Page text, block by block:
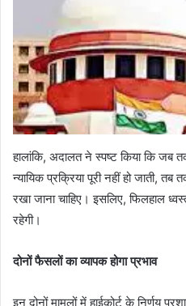
हालांकि, अदालत ने स्पष्ट किया कि जब
न्यायिक प्रक्रिया पूरी नहीं हो जाती, तब
रखा जाना चाहिए। इसलिए, फिलहाल
रहेगी।
दोनों फैसलों का व्यापक होगा प्रभाव
इन दोनों मामलों में हाईकोर्ट के निर्णय